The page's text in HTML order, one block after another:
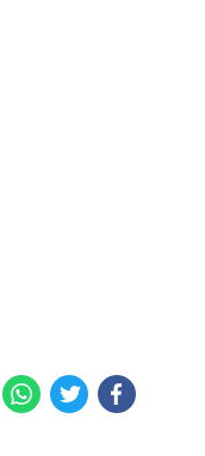
Facebook
Twitter